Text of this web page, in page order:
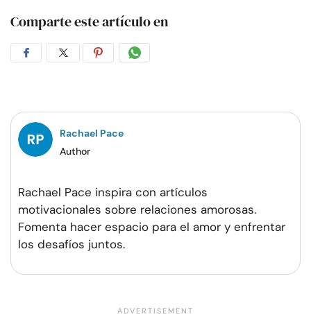
Comparte este artículo en
CompartirCompartirCompartirCompartir
Rachael Pace
Author
Rachael Pace inspira con artículos
motivacionales sobre relaciones amorosas.
Fomenta hacer espacio para el amor y enfrentar
los desafíos juntos.